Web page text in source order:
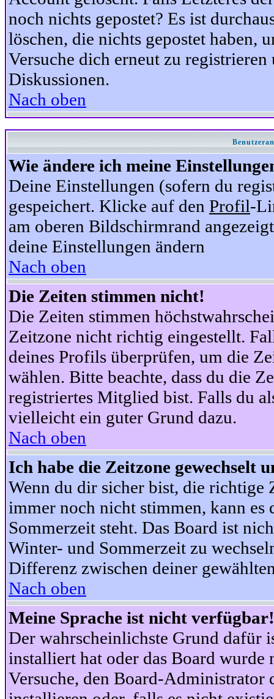
noch nichts gepostet? Es ist
löschen, die nichts gepostet haben,
Versuche dich erneut zu
Diskussionen.
Nach oben
Wie ändere ich meine
Deine Einstellungen (sofern du
gespeichert. Klicke auf den Profil-
am oberen Bildschirmrand
deine Einstellungen ändern
Nach oben
Die Zeiten stimmen nicht!
Die Zeiten stimmen
Zeitzone nicht richtig eingestellt.
deines Profils überprüfen, um die
wählen. Bitte beachte, dass du die
registriertes Mitglied bist. Falls du
vielleicht ein guter Grund dazu.
Nach oben
Ich habe die Zeitzone gewechselt
Wenn du dir sicher bist, die richtige
immer noch nicht stimmen, kann es
Sommerzeit steht. Das Board ist
Winter- und Sommerzeit zu
Differenz zwischen deiner
Nach oben
Meine Sprache ist nicht verfügbar!
Der wahrscheinlichste Grund dafür
installiert hat oder das Board wurde
Versuche, den Board-Administrator